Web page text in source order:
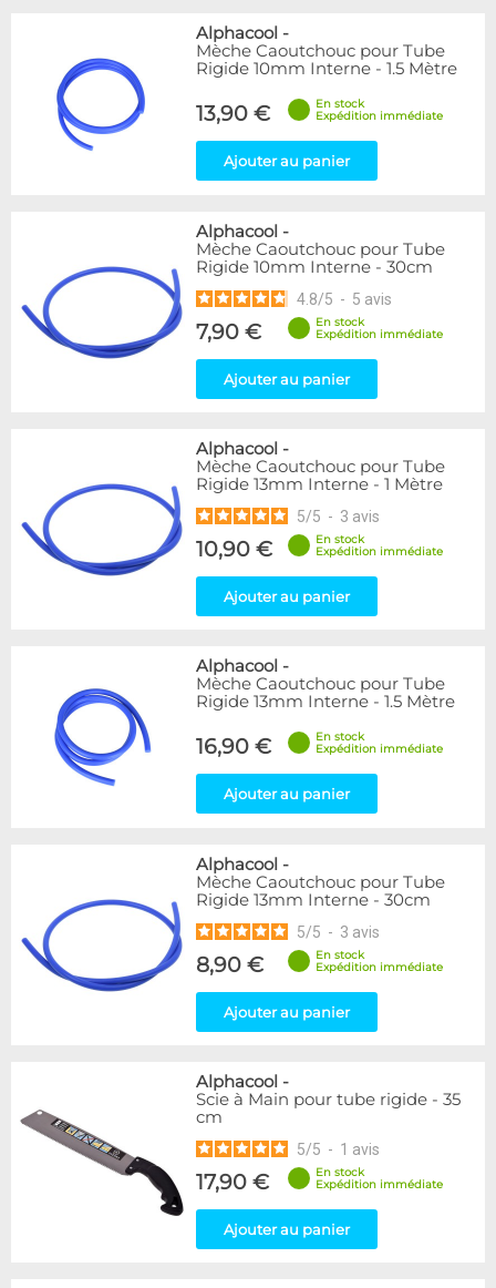
Alphacool -
Mèche Caoutchouc pour Tube
Rigide 10mm Interne - 1.5 Mètre
13,90 €
En stock
Expédition immédiate
Ajouter au panier
Alphacool -
Mèche Caoutchouc pour Tube
Rigide 10mm Interne - 30cm
4.8/5 - 5 avis
7,90 €
En stock
Expédition immédiate
Ajouter au panier
Alphacool -
Mèche Caoutchouc pour Tube
Rigide 13mm Interne - 1 Mètre
5/5 - 3 avis
10,90 €
En stock
Expédition immédiate
Ajouter au panier
Alphacool -
Mèche Caoutchouc pour Tube
Rigide 13mm Interne - 1.5 Mètre
16,90 €
En stock
Expédition immédiate
Ajouter au panier
Alphacool -
Mèche Caoutchouc pour Tube
Rigide 13mm Interne - 30cm
5/5 - 3 avis
8,90 €
En stock
Expédition immédiate
Ajouter au panier
Alphacool -
Scie à Main pour tube rigide - 35
cm
5/5 - 1 avis
17,90 €
En stock
Expédition immédiate
Ajouter au panier